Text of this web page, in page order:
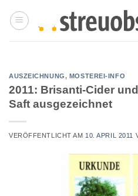
Inhalt
AUSZEICHNUNG, MOSTEREI-INFO
2011: Brisanti-Cider
Saft ausgezeichnet
VERÖFFENTLICHT AM 10. APRIL 2011